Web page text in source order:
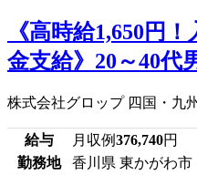
《高時給1,650円
金支給》20～40代
株式会社グロップ 四国・九
給与 月収例376,740円
勤務地
香川県 東かがわ市